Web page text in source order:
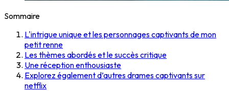
Sommaire
L'intrigue unique et les personnages captivants de mon
petit renne
Les thèmes abordés et le succès critique
Une réception enthousiaste
Explorez également d’autres drames captivants sur
netflix